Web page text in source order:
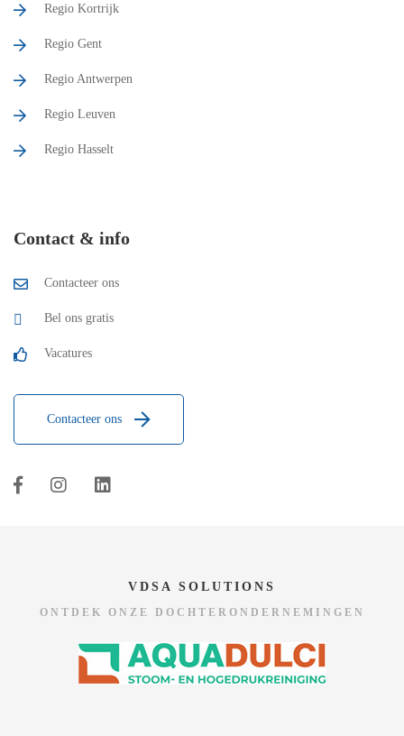
Regio Kortrijk
Regio Gent
Regio Antwerpen
Regio Leuven
Regio Hasselt
Contact & info
Contacteer ons
Bel ons gratis
Vacatures
Contacteer ons
VDSA SOLUTIONS
ONTDEK ONZE DOCHTERONDERNEMINGEN